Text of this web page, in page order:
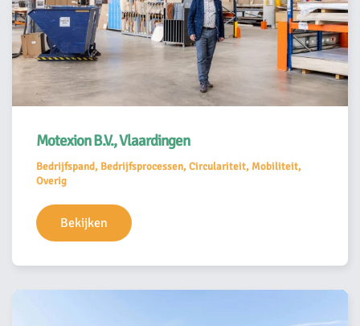
Motexion B.V., Vlaardingen
Bedrijfspand, Bedrijfsprocessen, Circulariteit, Mobiliteit,
Overig
Bekijken